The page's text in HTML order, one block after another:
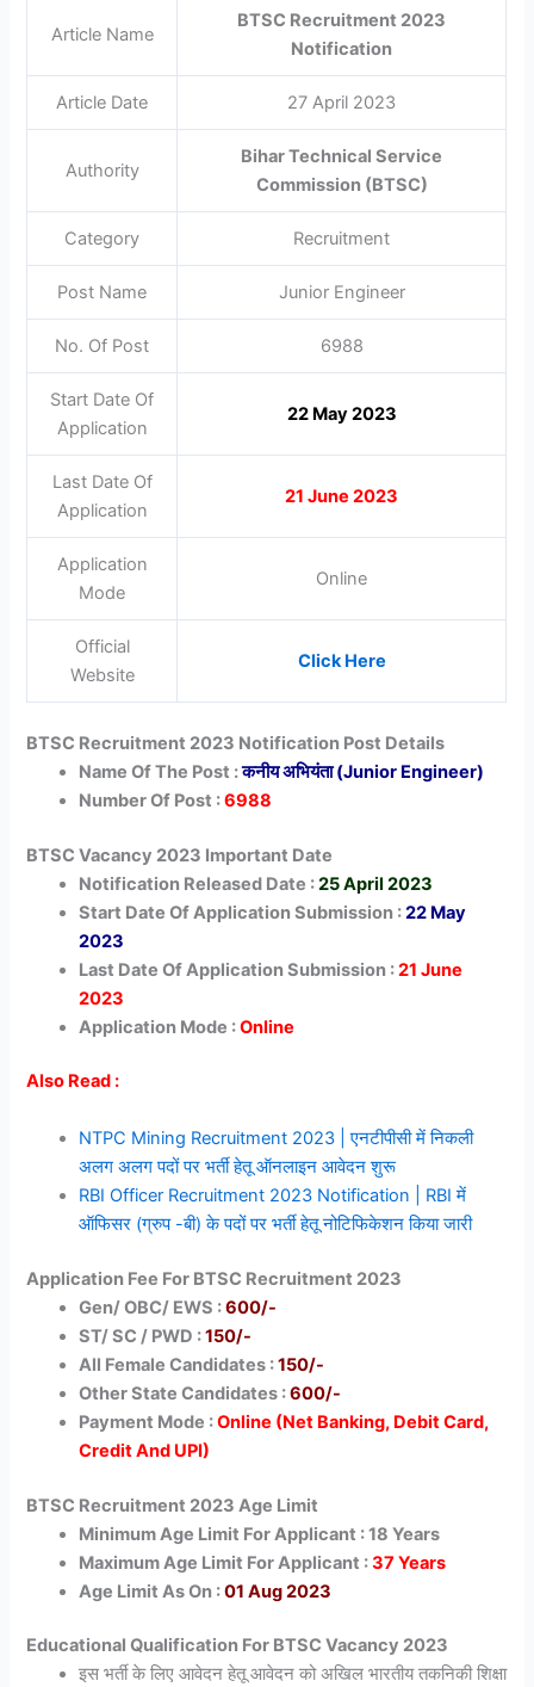
Article Name
BTSC Recruitment 2023
Notification
Article Date 27 April 2023
Authority
Bihar Technical Service
Commission (BTSC)
Category Recruitment
Post Name Junior Engineer
No. Of Post 6988
Start Date Of
Application
22 May 2023
Last Date Of
Application
21 June 2023
Application
Mode
Online
Official
Website
Click Here
BTSC Recruitment 2023 Notification Post Details
Name Of The Post :कनीय अभियंता (Junior Engineer)
Number Of Post :6988
BTSC Vacancy 2023 Important Date
Notification Released Date :25 April 2023
Start Date Of Application Submission :22 May
2023
Last Date Of Application Submission :21 June
2023
Application Mode :Online
Also Read :
NTPC Mining Recruitment 2023 | एनटीपीसी में निकली
अलग अलग पदों पर भर्ती हेतू ऑनलाइन आवेदन शुरू
RBI Officer Recruitment 2023 Notification | RBI में
ऑफिसर (ग्रुप -बी) के पदों पर भर्ती हेतू नोटिफिकेशन किया जारी
Application Fee For BTSC Recruitment 2023
Gen/ OBC/ EWS :600/-
ST/ SC / PWD :150/-
All Female Candidates :150/-
Other State Candidates :600/-
Payment Mode :Online (Net Banking, Debit Card,
Credit And UPI)
BTSC Recruitment 2023 Age Limit
Minimum Age Limit For Applicant : 18 Years
Maximum Age Limit For Applicant :37 Years
Age Limit As On :01 Aug 2023
Educational Qualification For BTSC Vacancy 2023
इस भर्ती के लिए आवेदन हेतू आवेदन को अखिल भारतीय तकनिकी शिक्षा